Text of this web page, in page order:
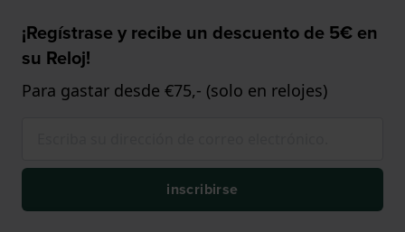
¡Regístrase y recibe un descuento de 5€ en
su Reloj!
Para gastar desde €75,- (solo en relojes)
inscribirse